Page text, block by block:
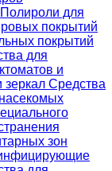
Полироли для
покрытий
покрытий
для
и
зеркал Средства
зон